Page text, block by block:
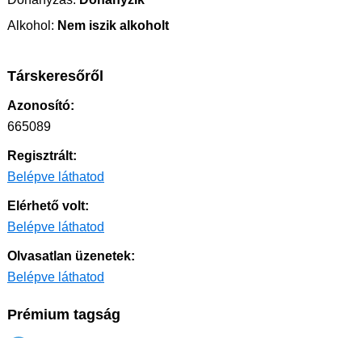
Alkohol: Nem iszik alkoholt
Társkeresőről
Azonosító:
665089
Regisztrált:
Belépve láthatod
Elérhető volt:
Belépve láthatod
Olvasatlan üzenetek:
Belépve láthatod
Prémium tagság